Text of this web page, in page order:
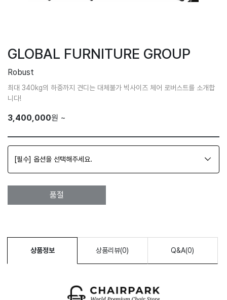
BRAND
GLOBAL FURNITURE GROUP
Robust
최대 340kg의 하중까지 견디는 대체불가 빅사이즈 체어 로버스트를 소개합
니다!
3,400,000원 ~
[필수] 옵션을 선택해주세요.
품절
상품정보 상품리뷰(0) Q&A(0)